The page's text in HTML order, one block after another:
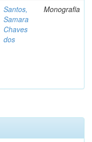
Santos,
Samara
Chaves
dos
Monografia